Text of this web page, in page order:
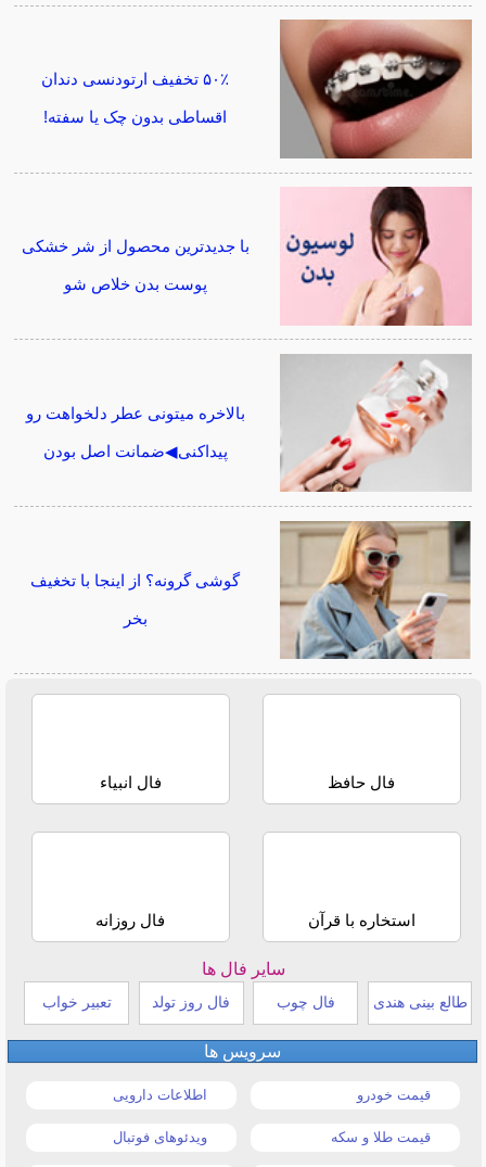
۵۰٪ تخفیف ارتودنسی دندان
اقساطی بدون چک یا سفته!
با جدیدترین محصول از شر خشکی
پوست بدن خلاص شو
بالاخره میتونی عطر دلخواهت رو
پیداکنی◀ضمانت اصل بودن
گوشی گرونه؟ از اینجا با تخغیف
بخر
فال حافظ فال انبیاء
استخاره با قرآن فال روزانه
سایر فال ها
طالع بینی هندی فال چوب فال روز تولد تعبیر خواب
سرویس ها
قیمت خودرو اطلاعات دارویی
قیمت طلا و سکه ویدئوهای فوتبال